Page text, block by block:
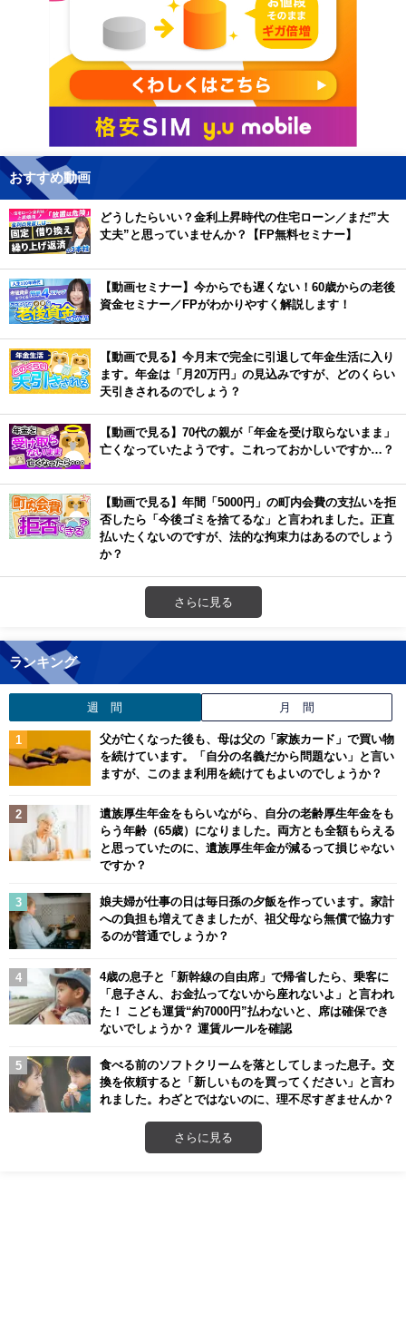
おすすめ動画
どうしたらいい？金利上昇時代の住宅ローン／まだ”大
丈夫”と思っていませんか？【FP無料セミナー】
【動画セミナー】今からでも遅くない！60歳からの老後
資金セミナー／FPがわかりやすく解説します！
【動画で見る】今月末で完全に引退して年金生活に入り
ます。年金は「月20万円」の見込みですが、どのくらい
天引きされるのでしょう？
【動画で見る】70代の親が「年金を受け取らないまま」
亡くなっていたようです。これっておかしいですか…？
【動画で見る】年間「5000円」の町内会費の支払いを拒
否したら「今後ゴミを捨てるな」と言われました。正直
払いたくないのですが、法的な拘束力はあるのでしょう
か？
さらに見る
ランキング
週 間 月 間
父が亡くなった後も、母は父の「家族カード」で買い物
を続けています。「自分の名義だから問題ない」と言い
ますが、このまま利用を続けてもよいのでしょうか？
遺族厚生年金をもらいながら、自分の老齢厚生年金をも
らう年齢（65歳）になりました。両方とも全額もらえる
と思っていたのに、遺族厚生年金が減るって損じゃない
ですか？
娘夫婦が仕事の日は毎日孫の夕飯を作っています。家計
への負担も増えてきましたが、祖父母なら無償で協力す
るのが普通でしょうか？
4歳の息子と「新幹線の自由席」で帰省したら、乗客に
「息子さん、お金払ってないから座れないよ」と言われ
た！ こども運賃“約7000円”払わないと、席は確保でき
ないでしょうか？ 運賃ルールを確認
食べる前のソフトクリームを落としてしまった息子。交
換を依頼すると「新しいものを買ってください」と言わ
れました。わざとではないのに、理不尽すぎませんか？
さらに見る